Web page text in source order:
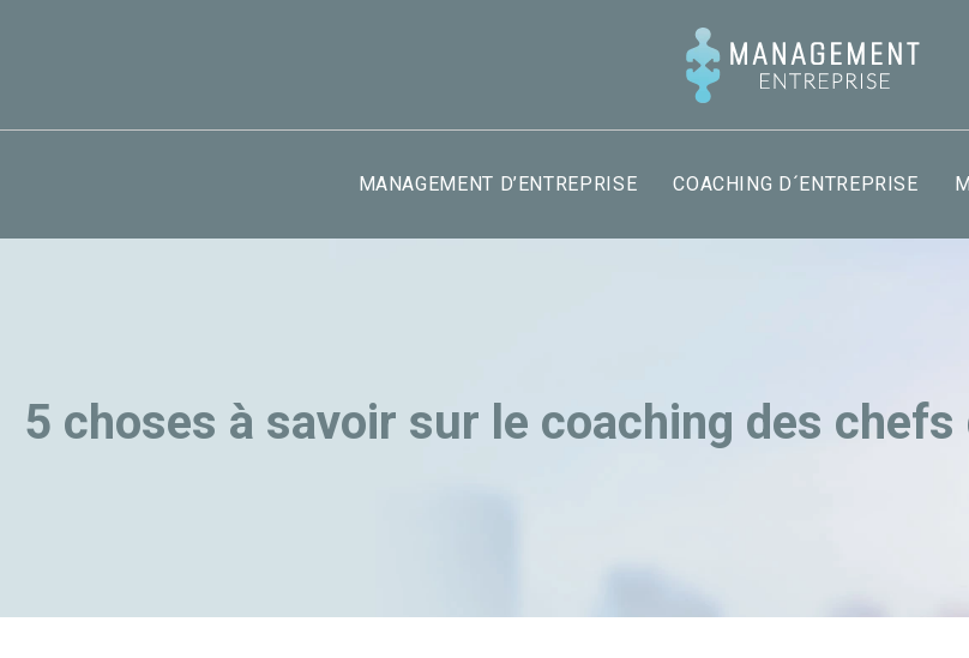
MANAGEMENT D’ENTREPRISE COACHING D´ENTREPRISE
5 choses à savoir sur le coaching des